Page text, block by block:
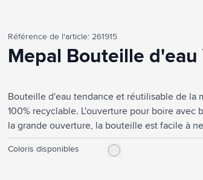
Marques
Thèmes
Accessoires boissons
Sacs & Voyage
Cuisiner & Vivre
Produits de soin
Référence de l'article: 261915
Mepal Bouteille d'eau
Bouteille d'eau tendance et réutilisable de la
100% recyclable. L'ouverture pour boire avec
la grande ouverture, la bouteille est facile à
Cette bouteille de haute qualité est
aux boissons gazeuses. Veuillez toutefois à
Coloris disponibles